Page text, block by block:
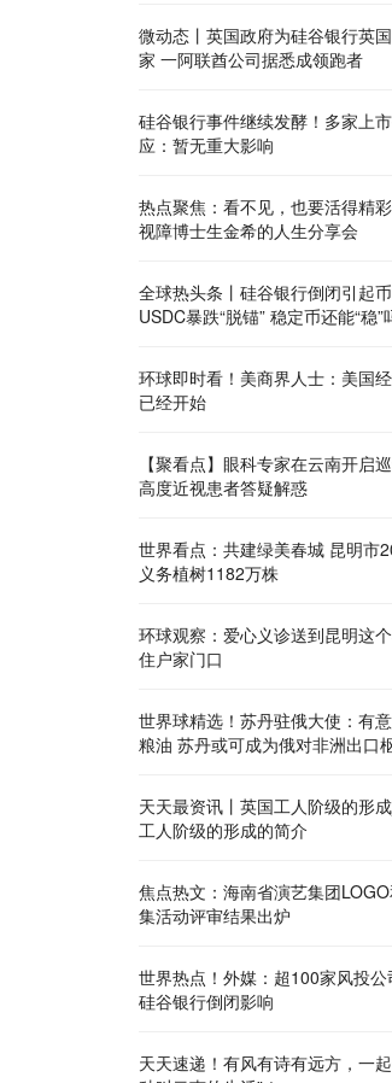
微动态丨英国政府为硅谷银行英
家 一阿联酋公司据悉成领跑者
硅谷银行事件继续发酵！多家上
应：暂无重大影响
热点聚焦：看不见，也要活得精
视障博士生金希的人生分享会
全球热头条丨硅谷银行倒闭引起币
USDC暴跌“脱锚” 稳定币还能“稳”
环球即时看！美商界人士：美国
已经开始
【聚看点】眼科专家在云南开启
高度近视患者答疑解惑
世界看点：共建绿美春城 昆明市
义务植树1182万株
环球观察：爱心义诊送到昆明这
住户家门口
世界球精选！苏丹驻俄大使：有
粮油 苏丹或可成为俄对非洲出口
天天最资讯丨英国工人阶级的形
工人阶级的形成的简介
焦点热文：海南省演艺集团
集活动评审结果出炉
世界热点！外媒：超100家风投公
硅谷银行倒闭影响
天天速递！有风有诗有远方，一